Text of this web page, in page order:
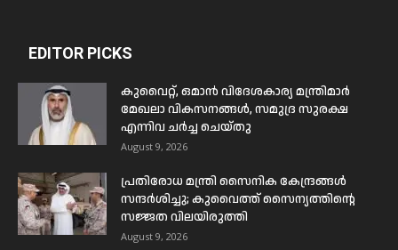
EDITOR PICKS
കുവൈറ്റ്, ഒമാൻ വിദേശകാര്യ മന്ത്രിമാർ
മേഖലാ വികസനങ്ങൾ, സമുദ്ര സുരക്ഷ
എന്നിവ ചർച്ച ചെയ്തു
August 9, 2026
പ്രതിരോധ മന്ത്രി സൈനിക കേന്ദ്രങ്ങൾ
സന്ദർശിച്ചു; കുവൈത്ത് സൈന്യത്തിന്റെ
സജ്ജത വിലയിരുത്തി
August 9, 2026